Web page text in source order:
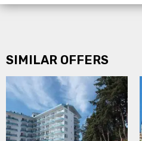
SIMILAR OFFERS